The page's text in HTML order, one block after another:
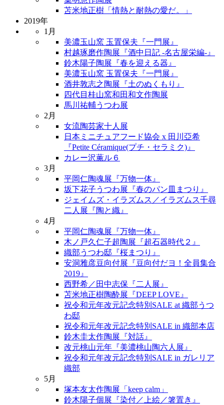
苫米地正樹「情熱と耐熱の愛だ。」
2019年
1月
美濃玉山窯 玉置保夫『一門展』
村越琢磨作陶展『酒中日記 -名古屋栄編-』
鈴木陽子陶展『春を迎える器』
美濃玉山窯 玉置保夫『一門展』
酒井敦志之陶展『土のぬくもり』
四代目桂山窯和田和文作陶展
馬川祐輔うつわ展
2月
女流陶芸家十人展
日本ミニチュアフード協会 x 田川亞希
『Petite Céramique(プチ・セラミク)』
カレー沢薫ル６
3月
平岡仁陶魂展『万物一体』
坂下花子うつわ展『春のパン皿まつり』
ジェイムズ・イラズムス／イラズムス千尋
二人展『陶と織』
4月
平岡仁陶魂展『万物一体』
木ノ戸久仁子超陶展『超石器時代２』
織部うつわ邸『桜まつり』
安洞雅彦豆向付展『豆向付だヨ！全員集合
2019』
西野希／田中志保『二人展』
苫米地正樹陶酔展『DEEP LOVE』
祝令和元年改元記念特別SALE at 織部うつ
わ邸
祝令和元年改元記念特別SALE in 織部本店
鈴木圭太作陶展『対話』
改元桃山元年『美濃桃山陶六人展』
祝令和元年改元記念特別SALE in ガレリア
織部
5月
塚本友太作陶展「keep calm」
鈴木陽子個展『染付／上絵／箸置き』